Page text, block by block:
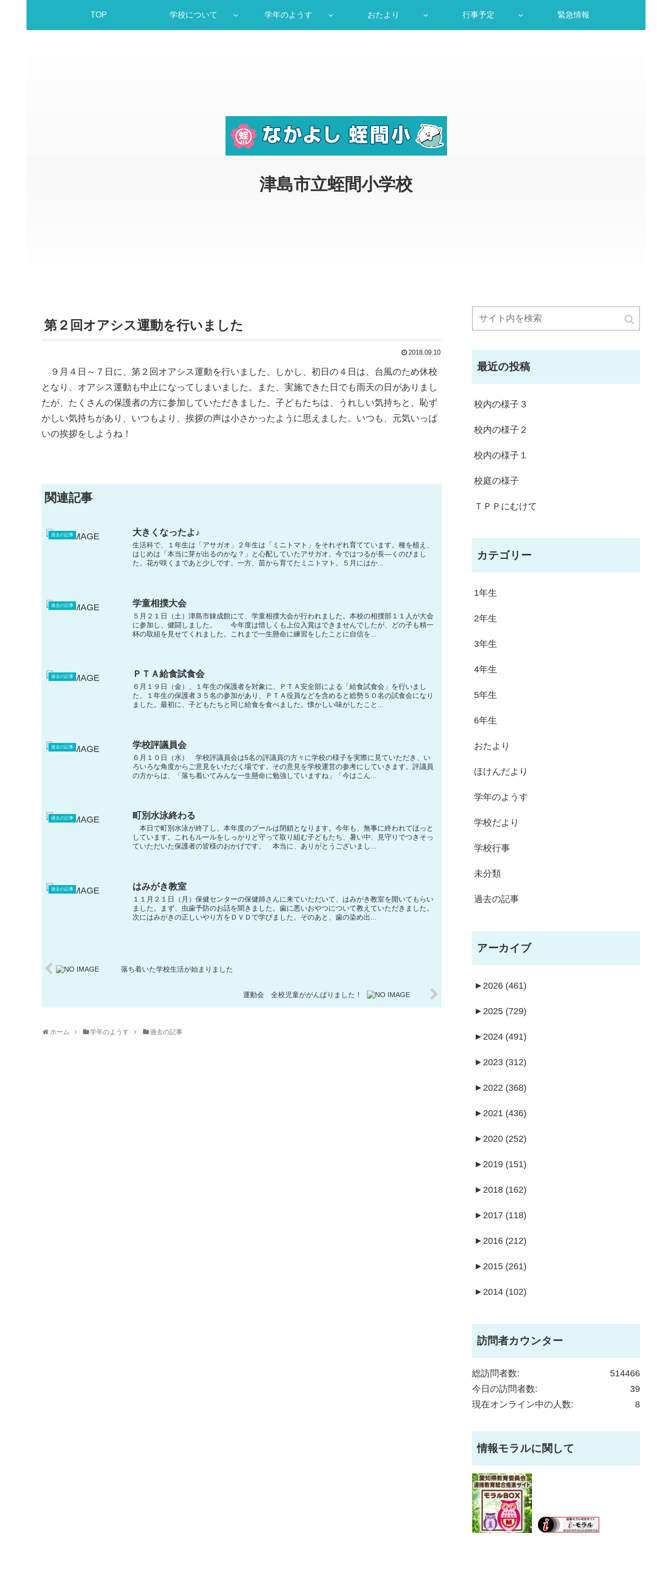
TOP 学校について 学年のようす おたより 行事予定 緊急情報
第２回オアシス運動を行いました
2018.09.10
９月４日～７日に、第２回オアシス運動を行いました。しかし、初日の４日は、台風のため休校
となり、オアシス運動も中止になってしまいました。また、実施できた日でも雨天の日がありまし
たが、たくさんの保護者の方に参加していただきました。子どもたちは、うれしい気持ちと、恥ず
かしい気持ちがあり、いつもより、挨拶の声は小さかったように思えました。いつも、元気いっぱ
いの挨拶をしようね！
関連記事
過去の記事 大きくなったよ♪
生活科で、１年生は「アサガオ」２年生は「ミニトマト」をそれぞれ育てています。種を植え、
はじめは「本当に芽が出るのかな？」と心配していたアサガオ。今ではつるが長―くのびまし
た。花が咲くまであと少しです。一方、苗から育てたミニトマト。５月にはか...
過去の記事 学童相撲大会
５月２１日（土）津島市錬成館にて、学童相撲大会が行われました。本校の相撲部１１人が大会
に参加し、健闘しました。 今年度は惜しくも上位入賞はできませんでしたが、どの子も精一
杯の取組を見せてくれました。これまで一生懸命に練習をしたことに自信を...
過去の記事 ＰＴＡ給食試食会
６月１９日（金）、１年生の保護者を対象に、ＰＴＡ安全部による「給食試食会」を行いまし
た。１年生の保護者３５名の参加があり、ＰＴＡ役員などを含めると総勢５０名の試食会になり
ました。最初に、子どもたちと同じ給食を食べました。懐かしい味がしたこと...
過去の記事 学校評議員会
６月１０日（水） 学校評議員会は5名の評議員の方々に学校の様子を実際に見ていただき、い
ろいろな角度からご意見をいただく場です。その意見を学校運営の参考にしていきます。評議員
の方からは、「落ち着いてみんな一生懸命に勉強していますね」「今はこん...
過去の記事 町別水泳終わる
本日で町別水泳が終了し、本年度のプールは閉鎖となります。今年も、無事に終われてほっと
しています。これもルールをしっかりと守って取り組む子どもたち、暑い中、見守りでつきそっ
ていただいた保護者の皆様のおかげです。 本当に、ありがとうございまし...
過去の記事 はみがき教室
１１月２１日（月）保健センターの保健師さんに来ていただいて、はみがき教室を開いてもらい
ました。まず、虫歯予防のお話を聞きました。歯に悪いおやつについて教えていただきました。
次にはみがきの正しいやり方をＤＶＤで学びました。そのあと、歯の染め出...
落ち着いた学校生活が始まりました
運動会 全校児童ががんばりました！
ホーム 学年のようす 過去の記事
最近の投稿
校内の様子３
校内の様子２
校内の様子１
校庭の様子
ＴＰＰにむけて
カテゴリー
1年生
2年生
3年生
4年生
5年生
6年生
おたより
ほけんだより
学年のようす
学校だより
学校行事
未分類
過去の記事
アーカイブ
► 2026 (461)
► 2025 (729)
► 2024 (491)
► 2023 (312)
► 2022 (368)
► 2021 (436)
► 2020 (252)
► 2019 (151)
► 2018 (162)
► 2017 (118)
► 2016 (212)
► 2015 (261)
► 2014 (102)
訪問者カウンター
514466
総訪問者数:
39
今日の訪問者数:
8
現在オンライン中の人数:
情報モラルに関して